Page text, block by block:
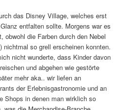
das Disney Village, welches erst
entfalten sollte. Morgens war es
obwohl die Farben durch den Nebel
nichtmal so grell erscheinen konnten.
nicht wunderte, dass Kinder davon
und abgehen wie gestörte
mehr aka.. wir liefen an
der Erlebnisgastronomie und an
Shops in denen man wirklich so